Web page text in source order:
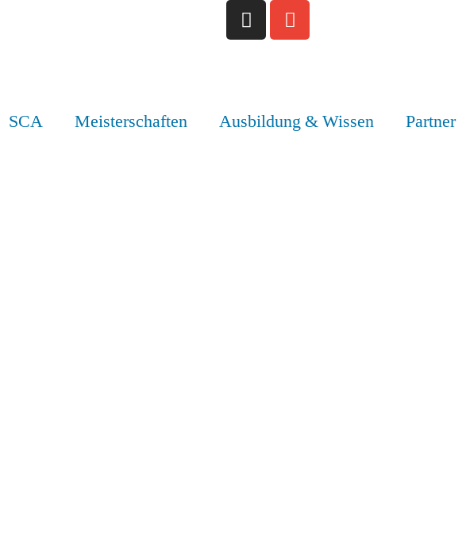
SCA Meisterschaften Ausbildung & Wissen Partner